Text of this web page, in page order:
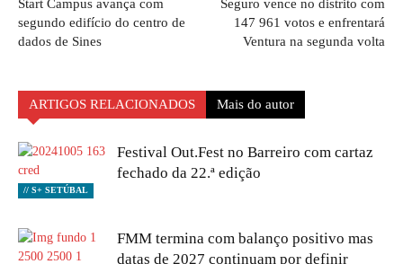
Start Campus avança com
segundo edifício do centro de
dados de Sines
Seguro vence no distrito com
147 961 votos e enfrentará
Ventura na segunda volta
ARTIGOS RELACIONADOS Mais do autor
// S+ SETÚBAL
Festival Out.Fest no Barreiro com cartaz
fechado da 22.ª edição
FMM termina com balanço positivo mas
datas de 2027 continuam por definir